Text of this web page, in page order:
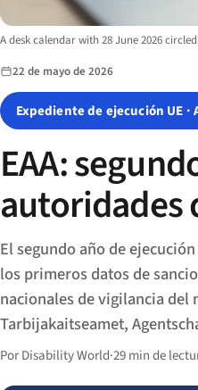
Image description:
A desk calendar with 28 June 2026
22 de mayo de 2026
Expediente de ejecución UE ·
EAA:
autoridades
El segundo año de
los primeros datos de
nacionales de vigilancia del
Tarbijakaitseamet,
Por Disability World·29 min de